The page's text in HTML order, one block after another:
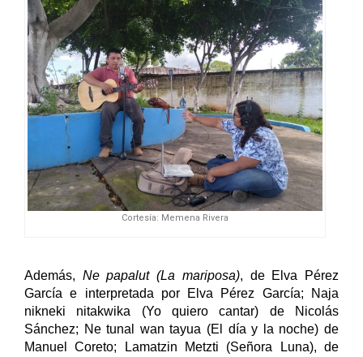
Cortesía: Memena Rivera
Además, Ne papalut (La mariposa), de Elva Pérez
García e interpretada por Elva Pérez García; Naja
nikneki nitakwika (Yo quiero cantar) de Nicolás
Sánchez; Ne tunal wan tayua (El día y la noche) de
Manuel Coreto; Lamatzin Metzti (Señora Luna), de